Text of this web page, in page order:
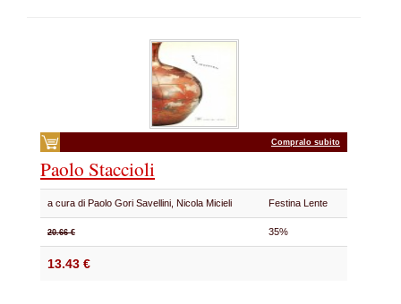
Compralo subito
Paolo Staccioli
a cura di Paolo Gori Savellini, Nicola Micieli Festina Lente
20.66 € 35%
13.43 €